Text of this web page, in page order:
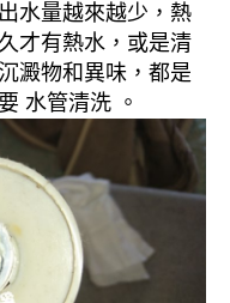
水量越來越少，熱
才有熱水，或是清
澱物和異味，都是
水管清洗 。